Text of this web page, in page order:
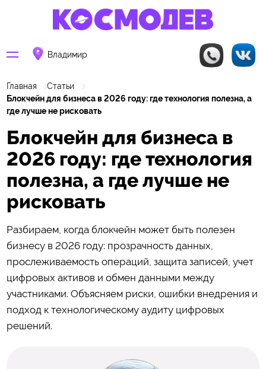
Владимир
Главная
Статьи
Блокчейн для бизнеса в 2026 году: где технология полезна, а
где лучше не рисковать
Блокчейн для бизнеса в
2026 году: где технология
полезна, а где лучше не
рисковать
Разбираем, когда блокчейн может быть полезен
бизнесу в 2026 году: прозрачность данных,
прослеживаемость операций, защита записей, учет
цифровых активов и обмен данными между
участниками. Объясняем риски, ошибки внедрения и
подход к технологическому аудиту цифровых
решений.